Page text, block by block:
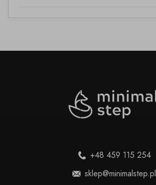
+48 459 115 254
sklep@minimalstep.pl